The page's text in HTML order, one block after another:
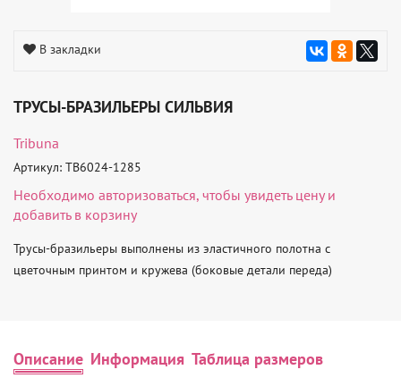
В закладки
ТРУСЫ-БРАЗИЛЬЕРЫ СИЛЬВИЯ
Tribuna
Артикул: TB6024-1285
Необходимо авторизоваться, чтобы увидеть цену и
добавить в корзину
Трусы-бразильеры выполнены из эластичного полотна с
цветочным принтом и кружева (боковые детали переда)
Описание Информация Таблица размеров